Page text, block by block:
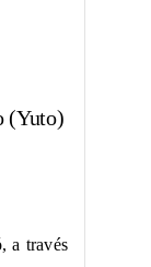
(Yuto)
a través